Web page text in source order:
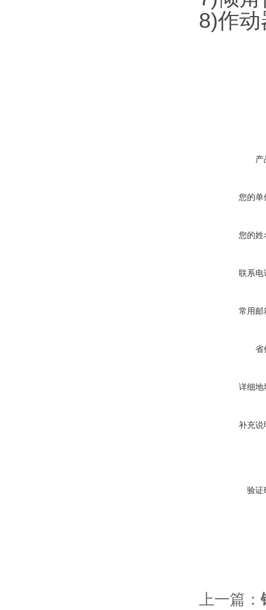
8)作
产
您的单
您的姓
联系电
常用邮
省
详细地
补充说
验证
上一篇：